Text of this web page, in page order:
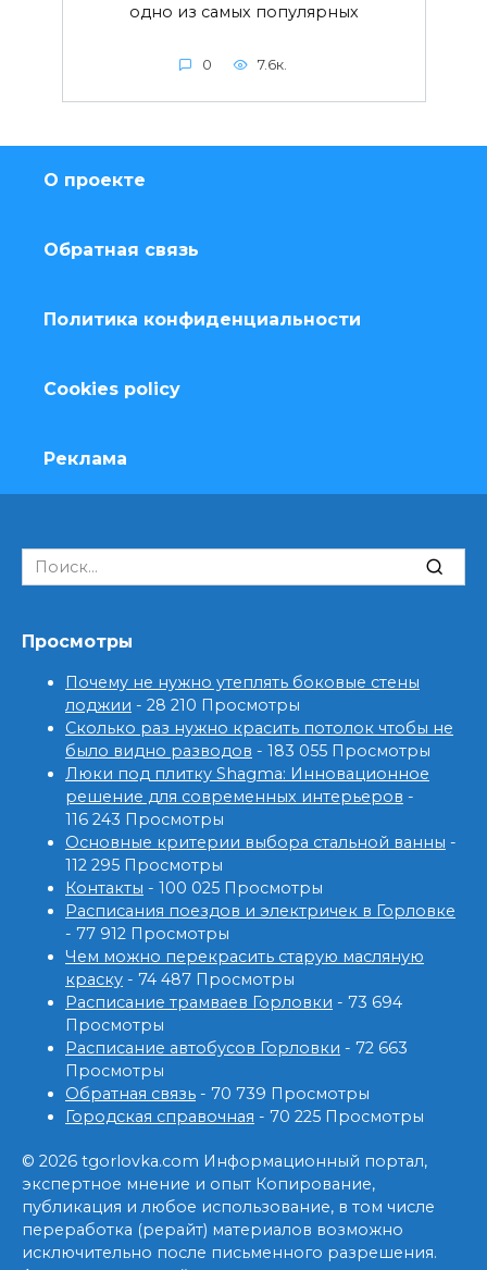
одно из самых популярных
0 7.6к.
О проекте
Обратная связь
Политика конфиденциальности
Cookies policy
Реклама
Search
for:
Просмотры
Почему не нужно утеплять боковые стены
лоджии - 28 210 Просмотры
Сколько раз нужно красить потолок чтобы не
было видно разводов - 183 055 Просмотры
Люки под плитку Shagma: Инновационное
решение для современных интерьеров -
116 243 Просмотры
Основные критерии выбора стальной ванны -
112 295 Просмотры
Контакты - 100 025 Просмотры
Расписания поездов и электричек в Горловке
- 77 912 Просмотры
Чем можно перекрасить старую масляную
краску - 74 487 Просмотры
Расписание трамваев Горловки - 73 694
Просмотры
Расписание автобусов Горловки - 72 663
Просмотры
Обратная связь - 70 739 Просмотры
Городская справочная - 70 225 Просмотры
© 2026 tgorlovka.com Информационный портал,
экспертное мнение и опыт Копирование,
публикация и любое использование, в том числе
переработка (рерайт) материалов возможно
исключительно после письменного разрешения.